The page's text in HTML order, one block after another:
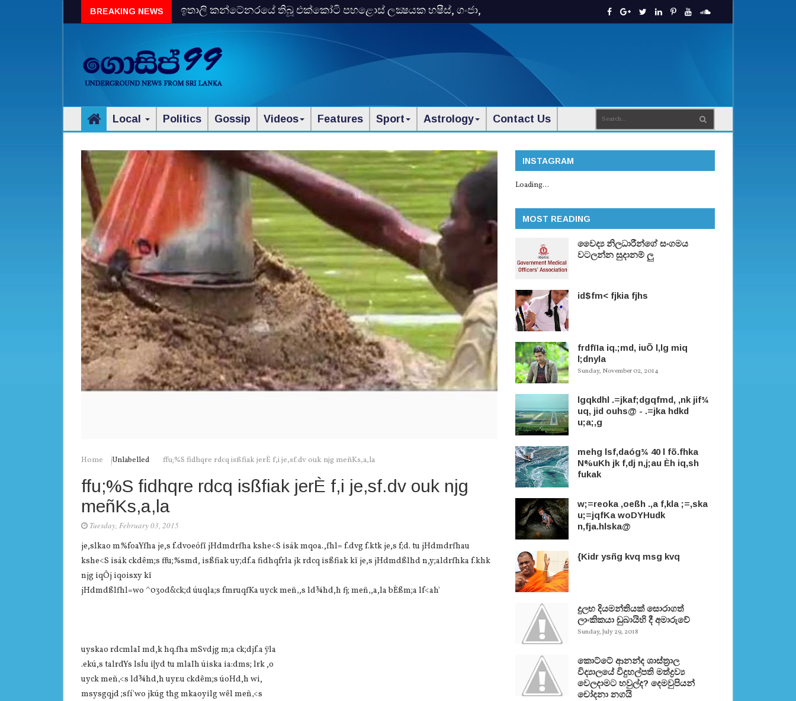
BREAKING NEWS
ඉතාලි කන්ටේනරයේ තිබූ එක්‌කෝටි පහළොස්‌ ලක්‍ෂයක හෂීස්‌, ගංජා,
Local Politics Gossip Videos Features Sport Astrology Contact Us
Home Unlabelled ffu;%S fidhqre rdcq isßfiak jerÈ f,i je,sf.dv ouk njg meñKs,a,la
ffu;%S fidhqre rdcq isßfiak jerÈ f,i je,sf.dv ouk njg
meñKs,a,la
Tuesday, February 03, 2015
je,slkao m%foaYfha je,s f.dvoeófï jHdmdrfha kshe<S isák mqoa.,fhl= f.dvg f.ktk je,s f;d. tu jHdmdrfhau
kshe<S isák ckdêm;s ffu;%smd, isßfiak uy;df.a fidhqfrla jk rdcq isßfiak kï je,s jHdmdßlhd n,y;aldrfhka f.khk
njg iqÔj iqoisxy kï
jHdmdßlfhl=wo ^03od&ck;d úuqla;s fmruqfKa uyck meñ‚,s ld¾hd,h fj; meñ‚,a,la bÈßm;a lf<ah'
uyskao rdcmlaI md,k hq.fha mSvdjg m;a ck;djf.a ÿla
.ekú,s talrdYs lsÍu i|yd tu mlaIh úiska ia:dms; lrk ,o
uyck meñ‚<s ld¾hd,h uyr.u ckdêm;s úoHd,h wi,
msysgqjd ;sfí'wo jkúg thg mkaoyilg wêl meñ‚<s
INSTAGRAM
Loading...
MOST READING
වෛද්‍ය නිලධාරීන්ගේ සංගමය
වටලන්න සුදානම් ලු
id$fm< fjkia fjhs
frdfïIa iq.;md, iuÕ l,lg miq
l;dnyla
Sunday, November 02, 2014
lgqkdhl .=jkaf;dgqfmd, ,nk jif¾
uq, jid ouhs@ - .=jka hdkd
u;a;,g
mehg lsf,daóg¾ 40 l fõ.fhka
N%uKh jk f,dj n,j;au Èh iq,sh
fukak
w;=reoka ,oeßh .,a f,kla ;=,ska
u;=jqfKa woDYHudk
n,fja.hlska@
{Kidr ysñg kvq msg kvq
දුලභ දියමන්තියක් සොරාගත්
ලාංකිකයා ඩුබායිහි දී අමාරුවේ
Sunday, July 29, 2018
කොට්ටේ ආනන්ද ශාස්ත‍්‍රාල
විද්‍යාලයේ විදුහල්පති මත්ද්‍රව්‍ය
වෙලදාමට හවුල්ද? දෙමවුපියන්
චෝදනා නගයි